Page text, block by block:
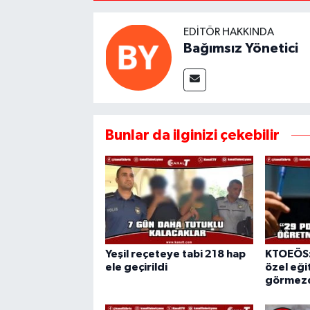
EDITÖR HAKKINDA
Bağımsız Yönetici
Bunlar da ilginizi çekebilir
Yeşil reçeteye tabi 218 hap
ele geçirildi
özel